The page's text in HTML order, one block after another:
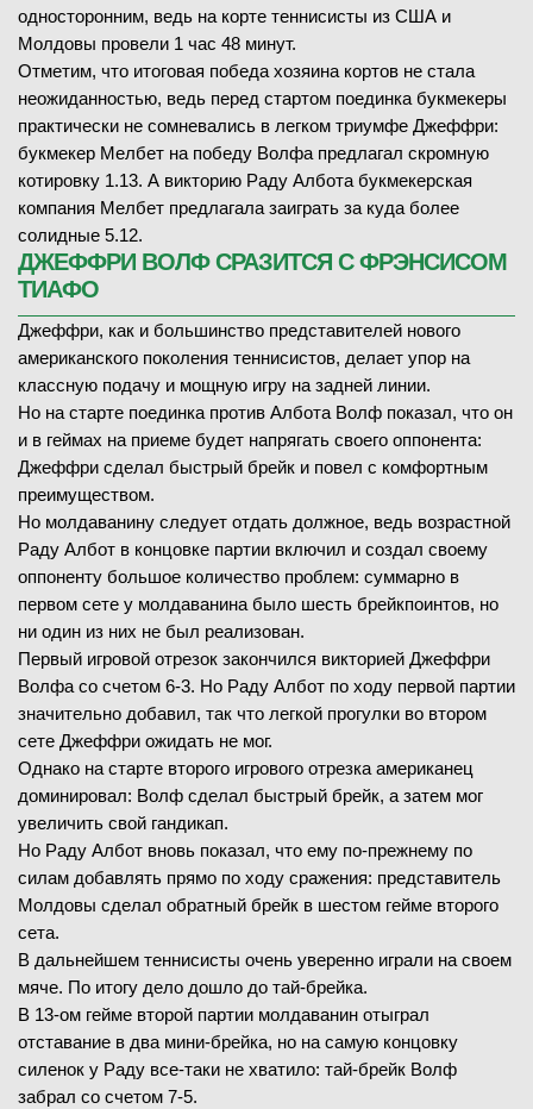
односторонним, ведь на корте теннисисты из США и
Молдовы провели 1 час 48 минут.
Отметим, что итоговая победа хозяина кортов не стала
неожиданностью, ведь перед стартом поединка букмекеры
практически не сомневались в легком триумфе Джеффри:
букмекер Мелбет на победу Волфа предлагал скромную
котировку 1.13. А викторию Раду Албота букмекерская
компания Мелбет предлагала заиграть за куда более
солидные 5.12.
ДЖЕФФРИ ВОЛФ СРАЗИТСЯ С ФРЭНСИСОМ
ТИАФО
Джеффри, как и большинство представителей нового
американского поколения теннисистов, делает упор на
классную подачу и мощную игру на задней линии.
Но на старте поединка против Албота Волф показал, что он
и в геймах на приеме будет напрягать своего оппонента:
Джеффри сделал быстрый брейк и повел с комфортным
преимуществом.
Но молдаванину следует отдать должное, ведь возрастной
Раду Албот в концовке партии включил и создал своему
оппоненту большое количество проблем: суммарно в
первом сете у молдаванина было шесть брейкпоинтов, но
ни один из них не был реализован.
Первый игровой отрезок закончился викторией Джеффри
Волфа со счетом 6-3. Но Раду Албот по ходу первой партии
значительно добавил, так что легкой прогулки во втором
сете Джеффри ожидать не мог.
Однако на старте второго игрового отрезка американец
доминировал: Волф сделал быстрый брейк, а затем мог
увеличить свой гандикап.
Но Раду Албот вновь показал, что ему по-прежнему по
силам добавлять прямо по ходу сражения: представитель
Молдовы сделал обратный брейк в шестом гейме второго
сета.
В дальнейшем теннисисты очень уверенно играли на своем
мяче. По итогу дело дошло до тай-брейка.
В 13-ом гейме второй партии молдаванин отыграл
отставание в два мини-брейка, но на самую концовку
силенок у Раду все-таки не хватило: тай-брейк Волф
забрал со счетом 7-5.